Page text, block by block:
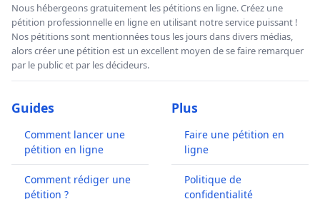
Nous hébergeons gratuitement les pétitions en ligne. Créez une
pétition professionnelle en ligne en utilisant notre service puissant !
Nos pétitions sont mentionnées tous les jours dans divers médias,
alors créer une pétition est un excellent moyen de se faire remarquer
par le public et par les décideurs.
Guides
Comment lancer une
pétition en ligne
Comment rédiger une
pétition ?
Plus
Faire une pétition en
ligne
Politique de
confidentialité